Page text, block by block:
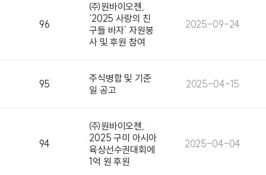
96
㈜원바이오젠,
‘2025 사랑의 친
구들 바자’ 자원봉
사 및 후원 참여
2025-09-24
95
주식병합 및 기준
일 공고
2025-04-15
94
㈜원바이오젠,
2025 구미 아시아
육상선수권대회에
1억 원 후원
2025-04-04